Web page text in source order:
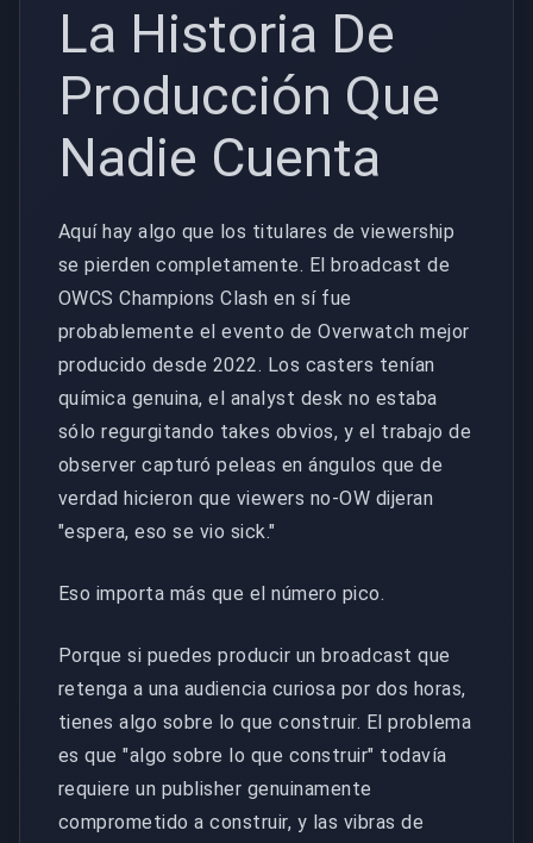
La Historia De
Producción Que
Nadie Cuenta
Aquí hay algo que los titulares de viewership
se pierden completamente. El broadcast de
OWCS Champions Clash en sí fue
probablemente el evento de Overwatch mejor
producido desde 2022. Los casters tenían
química genuina, el analyst desk no estaba
sólo regurgitando takes obvios, y el trabajo de
observer capturó peleas en ángulos que de
verdad hicieron que viewers no-OW dijeran
"espera, eso se vio sick."
Eso importa más que el número pico.
Porque si puedes producir un broadcast que
retenga a una audiencia curiosa por dos horas,
tienes algo sobre lo que construir. El problema
es que "algo sobre lo que construir" todavía
requiere un publisher genuinamente
comprometido a construir, y las vibras de